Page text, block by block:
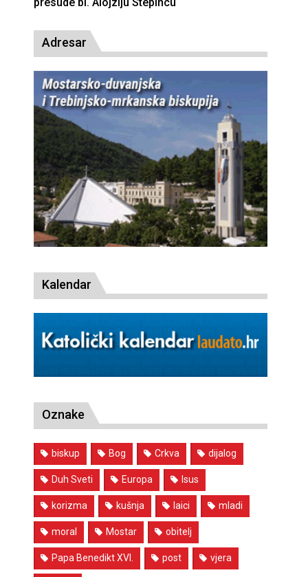
Adresar
Kalendar
Oznake
biskup Bog Crkva dijalog
Duh Sveti Europa Isus
korizma kušnja laici mladi
moral Mostar obitelj
Papa Benedikt XVI. post vjera